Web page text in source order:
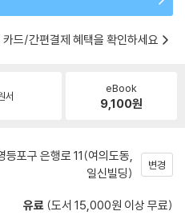
카드/간편결제 혜택을 확인하세요
서
eBook
9,100원
등포구 은행로 11(여의도동,
일신빌딩)
변경
유료 (도서 15,000원 이상 무료)